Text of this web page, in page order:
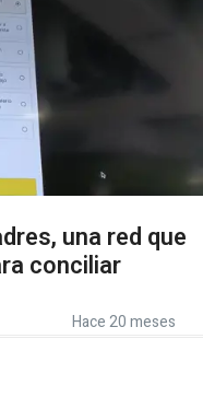
una red que
conciliar
Hace 20 meses